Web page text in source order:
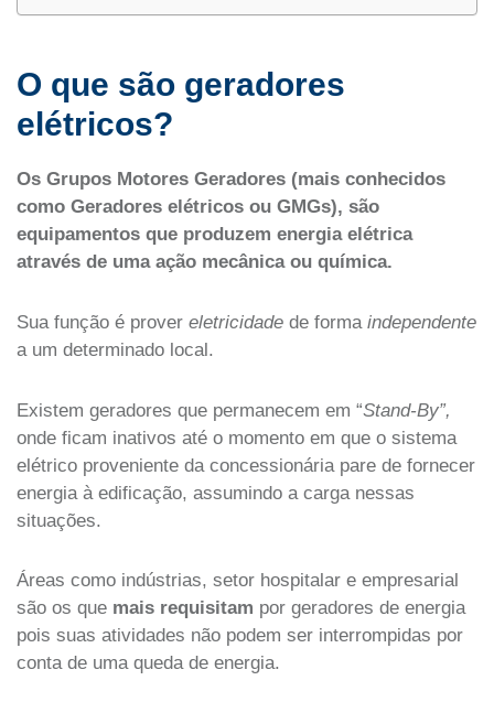
O que são geradores
elétricos?
Os Grupos Motores Geradores (mais conhecidos
como Geradores elétricos ou GMGs), são
equipamentos que produzem energia elétrica
através de uma ação mecânica ou química.
Sua função é prover eletricidade de forma independente
a um determinado local.
Existem geradores que permanecem em “Stand-By”,
onde ficam inativos até o momento em que o sistema
elétrico proveniente da concessionária pare de fornecer
energia à edificação, assumindo a carga nessas
situações.
Áreas como indústrias, setor hospitalar e empresarial
são os que mais requisitam por geradores de energia
pois suas atividades não podem ser interrompidas por
conta de uma queda de energia.